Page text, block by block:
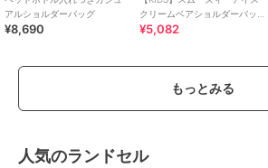
アルショルダーバッグ
¥8,690
クリームベアショルダーバッ
グ
¥5,082
もっとみる
人気のランドセル